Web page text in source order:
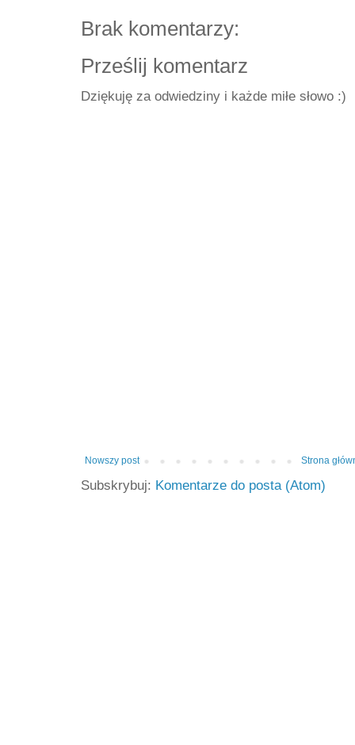
Brak komentarzy:
Prześlij komentarz
Dziękuję za odwiedziny i każde miłe słowo :)
Nowszy post Strona
Subskrybuj: Komentarze do posta (Atom)